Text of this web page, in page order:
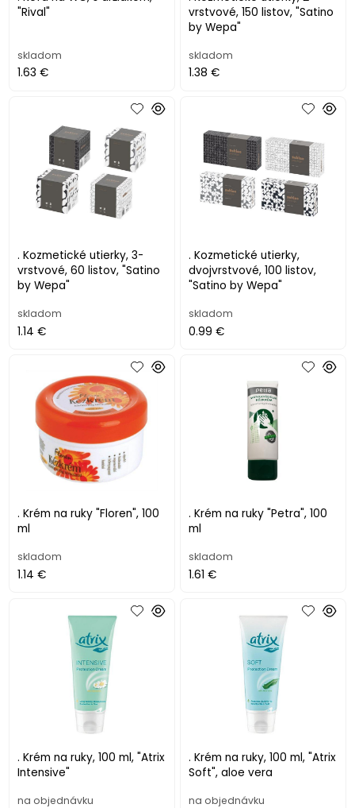
"Rival"
skladom
1.63 €
vrstvové, 150 listov, "Satino
by Wepa"
skladom
1.38 €
. Kozmetické utierky, 3-
vrstvové, 60 listov, "Satino
by Wepa"
skladom
1.14 €
. Kozmetické utierky,
dvojvrstvové, 100 listov,
"Satino by Wepa"
skladom
0.99 €
. Krém na ruky "Floren", 100
ml
skladom
1.14 €
. Krém na ruky "Petra", 100
ml
skladom
1.61 €
. Krém na ruky, 100 ml, "Atrix
Intensive"
na objednávku
. Krém na ruky, 100 ml, "Atrix
Soft", aloe vera
na objednávku